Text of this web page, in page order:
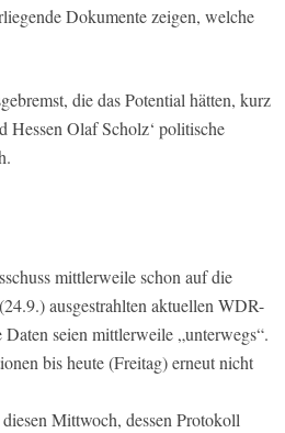
Dokumente zeigen, welche
die das Potential hätten, kurz
Hessen Olaf Scholz‘ politische
mittlerweile schon auf die
ausgestrahlten aktuellen WDR-
seien mittlerweile „unterwegs“.
bis heute (Freitag) erneut nicht
Mittwoch, dessen Protokoll